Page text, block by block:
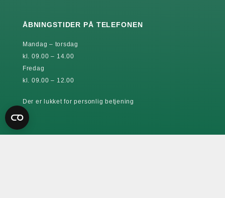
ÅBNINGSTIDER PÅ TELEFONEN
Mandag – torsdag
kl. 09.00 – 14.00
Fredag
kl. 09.00 – 12.00
Der er lukket for personlig betjening